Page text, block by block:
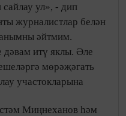
ул», - дип
журналистлар белән
әйтмим.
итү яклы. Әле
мөрәҗәгать
участокларына
Миңнеханов һәм